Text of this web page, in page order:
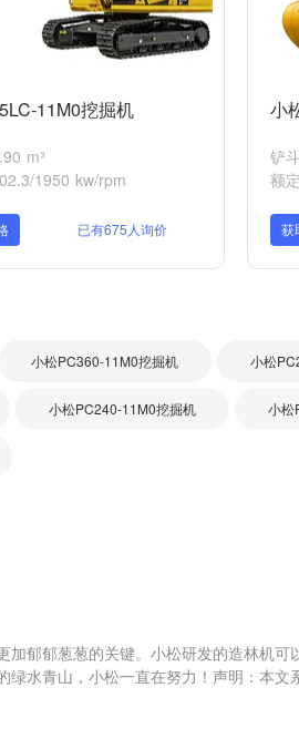
11M0挖掘机
m³
1950 kw/rpm
已有675人询价
小
铲
额
获
小松PC360-11M0挖掘机 小松
小松PC240-11M0挖掘机 小松
加郁郁葱葱的关键。小松研发的造林机
绿水青山，小松一直在努力！声明：本